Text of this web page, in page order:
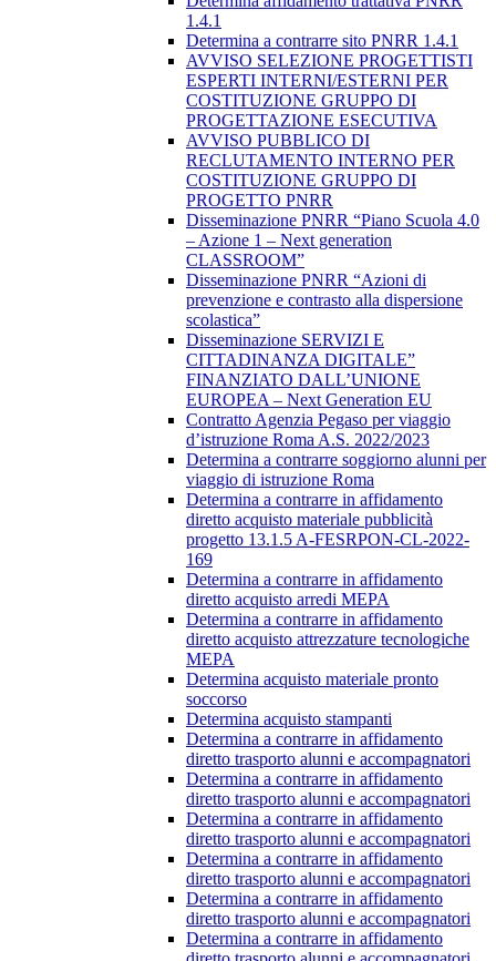
1.4.1
Determina a contrarre sito PNRR 1.4.1
AVVISO SELEZIONE PROGETTISTI
ESPERTI INTERNI/ESTERNI PER
COSTITUZIONE GRUPPO DI
PROGETTAZIONE ESECUTIVA
AVVISO PUBBLICO DI
RECLUTAMENTO INTERNO PER
COSTITUZIONE GRUPPO DI
PROGETTO PNRR
Disseminazione PNRR “Piano Scuola 4.0
– Azione 1 – Next generation
CLASSROOM”
Disseminazione PNRR “Azioni di
prevenzione e contrasto alla dispersione
scolastica”
Disseminazione SERVIZI E
CITTADINANZA DIGITALE”
FINANZIATO DALL’UNIONE
EUROPEA – Next Generation EU
Contratto Agenzia Pegaso per viaggio
d’istruzione Roma A.S. 2022/2023
Determina a contrarre soggiorno alunni per
viaggio di istruzione Roma
Determina a contrarre in affidamento
diretto acquisto materiale pubblicità
progetto 13.1.5 A-FESRPON-CL-2022-
169
Determina a contrarre in affidamento
diretto acquisto arredi MEPA
Determina a contrarre in affidamento
diretto acquisto attrezzature tecnologiche
MEPA
Determina acquisto materiale pronto
soccorso
Determina acquisto stampanti
Determina a contrarre in affidamento
diretto trasporto alunni e accompagnatori
Determina a contrarre in affidamento
diretto trasporto alunni e accompagnatori
Determina a contrarre in affidamento
diretto trasporto alunni e accompagnatori
Determina a contrarre in affidamento
diretto trasporto alunni e accompagnatori
Determina a contrarre in affidamento
diretto trasporto alunni e accompagnatori
Determina a contrarre in affidamento